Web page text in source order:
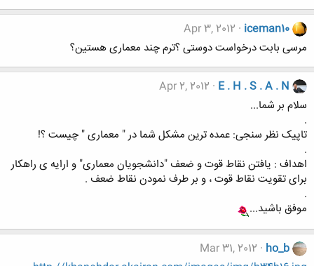
iceman10
Apr 3, 2012
مرسی بابت درخواست دوستی ؟ترم چند معماری هستین؟
E . H . S . A . N
Apr 2, 2012
سلام بر شما...
.
تاپیک نظر سنجی: عمده ترین مشکل شما در " معماری " چیست ؟!
.
اهداف : یافتن نقاط قوت و ضعف "دانشجویان معماری" و ارایه ی راهکار
برای تقویت نقاط قوت ، و بر طرف نمودن نقاط ضعف .
.
موفق باشید...
ho_b
Mar 31, 2012